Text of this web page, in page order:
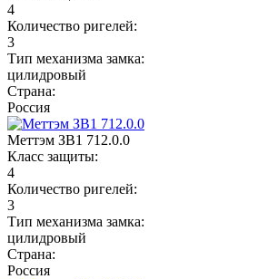
4
Количество ригелей:
3
Тип механизма замка:
цилидровый
Страна:
Россия
Меттэм ЗВ1 712.0.0
Класс защиты:
4
Количество ригелей:
3
Тип механизма замка:
цилидровый
Страна:
Россия